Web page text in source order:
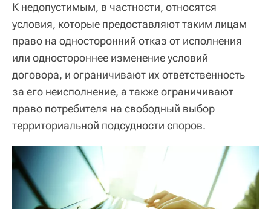
К недопустимым, в частности, относятся
условия, которые предоставляют таким лицам
право на односторонний отказ от исполнения
или одностороннее изменение условий
договора, и ограничивают их ответственность
за его неисполнение, а также ограничивают
право потребителя на свободный выбор
территориальной подсудности споров.